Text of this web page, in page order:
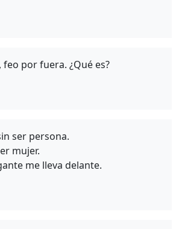
por fuera. ¿Qué es?
ser persona.
mujer.
me lleva delante.